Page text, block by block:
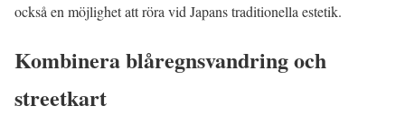
också en möjlighet att röra vid Japans traditionella estetik.
Kombinera blåregnsvandring och
streetkart